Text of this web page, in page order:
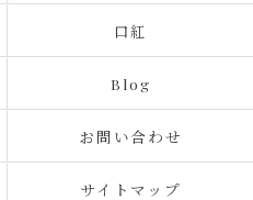
口紅
Blog
お問い合わせ
サイトマップ